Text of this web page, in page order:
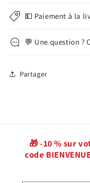
💵 Paiement à la
💬 Une question ?
Partager
🎁 -10 % sur
code